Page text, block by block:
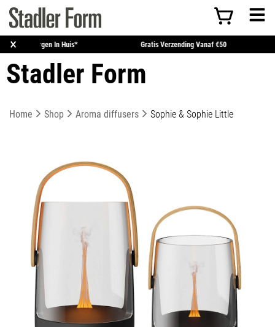
×
Voor 15:00 Uur Besteld = Morgen In Huis* Gratis Verzending Vanaf
Stadler Form
Home Shop Aroma diffusers Sophie & Sophie Little